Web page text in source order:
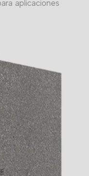
aplicaciones